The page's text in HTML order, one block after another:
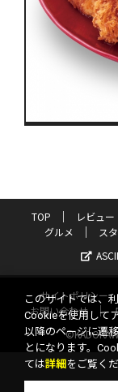
TOP レビュー
グルメ
ス
サイトポリシー
お問い合わせ
このサイトでは、
Cookieを使用して
以降のページに遷
とになります。
ては詳細 をご覧くだ